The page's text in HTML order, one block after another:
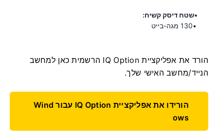
שטח דיסק קשיח:
130 מגה-בייט
הורד את אפליקציית IQ Option הרשמית כאן למחשב
הנייד/מחשב האישי שלך.
הורידו את אפליקציית IQ Option עבור Wind
ows